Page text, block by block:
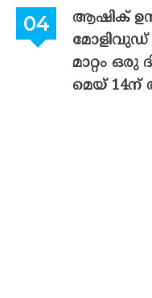
ആഷിക്
മോളിവുഡ്
മാറ്റം
മെയ് 14ന്